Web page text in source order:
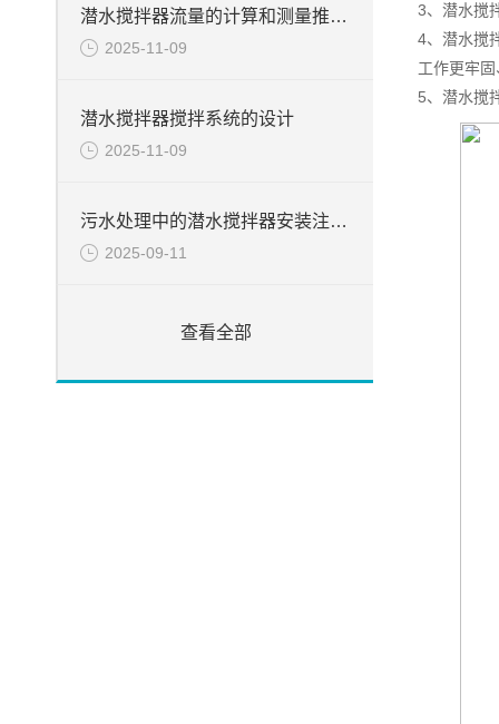
潜水搅拌器流量的计算和测量推力的试验台介绍
2025-11-09
潜水搅拌器搅拌系统的设计
2025-11-09
污水处理中的潜水搅拌器安装注意事项
2025-09-11
查看全部
3、潜水搅
4、潜水搅
工作更牢
5、潜水搅